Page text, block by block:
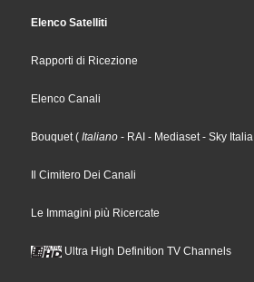
Elenco Satelliti
Rapporti di Ricezione
Elenco Canali
Bouquet( Italiano - RAI - Mediaset- Sky Italia
Il Cimitero Dei Canali
Le Immagini più Ricercate
Ultra High Definition TV Channels